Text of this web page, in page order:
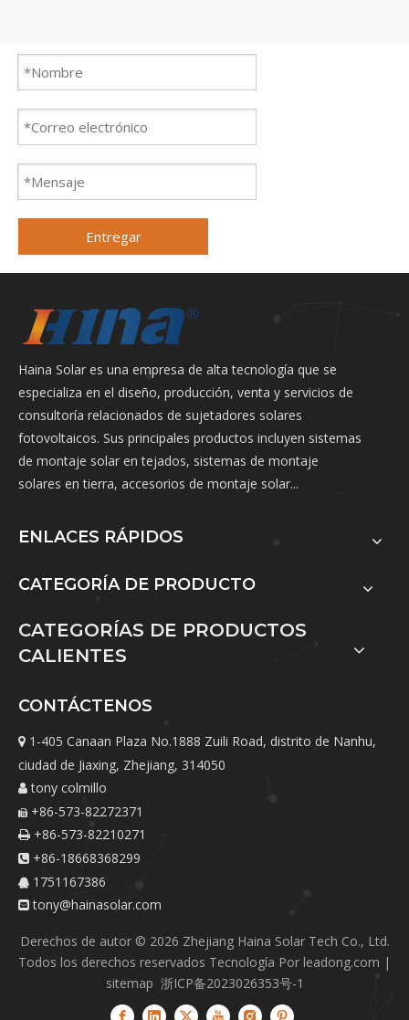
Entregar
Haina Solar es una empresa de alta tecnología que se
especializa en el diseño, producción, venta y servicios de
consultoría relacionados de sujetadores solares
fotovoltaicos. Sus principales productos incluyen sistemas
de montaje solar en tejados, sistemas de montaje
solares en tierra, accesorios de montaje solar...
ENLACES RÁPIDOS
CATEGORÍA DE PRODUCTO
CATEGORÍAS DE PRODUCTOS
CALIENTES
CONTÁCTENOS
 1-405 Canaan Plaza No.1888 Zuili Road, distrito de Nanhu,
ciudad de Jiaxing, Zhejiang, 314050
 tony colmillo
 +86-573-82272371
 +86-573-82210271
 +86-18668368299
 1751167386
 tony@hainasolar.com
Derechos de autor © 2026 Zhejiang Haina Solar Tech Co., Ltd.
Todos los derechos reservados Tecnología Por leadong.com |
sitemap 浙ICP备2023026353号-1